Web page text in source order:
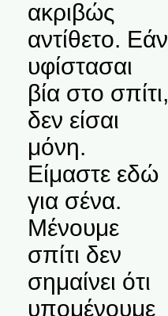
ακριβώς
αντίθετο. Εάν
υφίστασαι
βία στο σπίτι,
δεν είσαι
μόνη.
Είμαστε εδώ
για σένα.
Μένουμε
σπίτι δεν
σημαίνει ότι
υπομένουμε